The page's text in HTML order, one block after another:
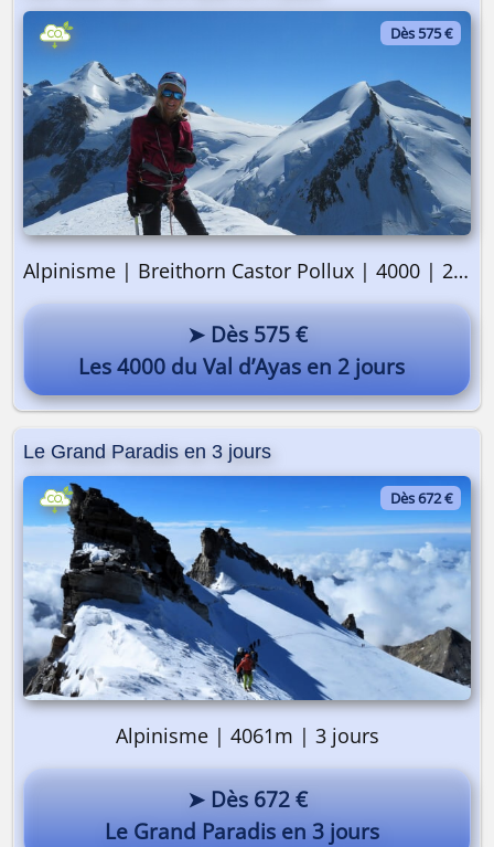
Dès 575 €
Alpinisme | Breithorn Castor Pollux | 4000 | 2 jours
➤ Dès 575 €
Les 4000 du Val d’Ayas en 2 jours
Le Grand Paradis en 3 jours
Dès 672 €
Alpinisme | 4061m | 3 jours
➤ Dès 672 €
Le Grand Paradis en 3 jours